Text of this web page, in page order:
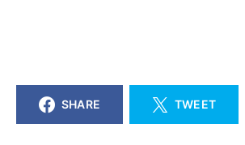
SHARE TWEET